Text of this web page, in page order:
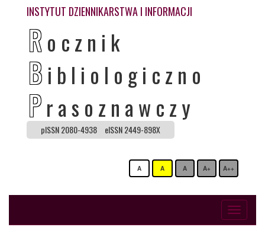
INSTYTUT DZIENNIKARSTWA I INFORMACJI
Rocznik
B ibliologiczno
Prasoznawczy
pISSN 2080-4938 eISSN 2449-898X
A A A A+ A++
Toggle